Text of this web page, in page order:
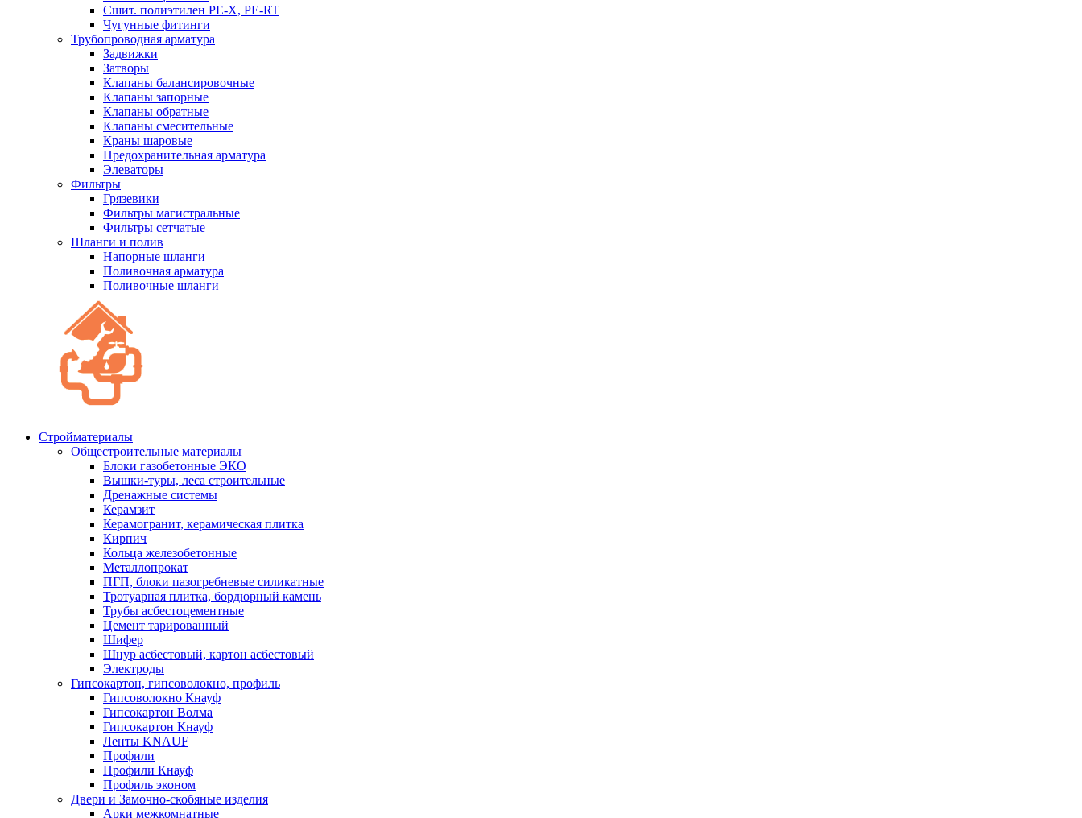
Сшит. полиэтилен PE-X, PE-RT
Чугунные фитинги
Трубопроводная арматура
Задвижки
Затворы
Клапаны балансировочные
Клапаны запорные
Клапаны обратные
Клапаны смесительные
Краны шаровые
Предохранительная арматура
Элеваторы
Фильтры
Грязевики
Фильтры магистральные
Фильтры сетчатые
Шланги и полив
Напорные шланги
Поливочная арматура
Поливочные шланги
Стройматериалы
Oбщестроительные материалы
Блоки газобетонные ЭКО
Вышки-туры, леса строительные
Дренажные системы
Керамзит
Керамогранит, керамическая плитка
Кирпич
Кольца железобетонные
Металлопрокат
ПГП, блоки пазогребневые силикатные
Тротуарная плитка, бордюрный камень
Трубы асбестоцементные
Цемент тарированный
Шифер
Шнур асбестовый, картон асбестовый
Электроды
Гипсокартон, гипсоволокно, профиль
Гипсоволокно Кнауф
Гипсокартон Волма
Гипсокартон Кнауф
Ленты KNAUF
Профили
Профили Кнауф
Профиль эконом
Двери и Замочно-скобяные изделия
Арки межкомнатные